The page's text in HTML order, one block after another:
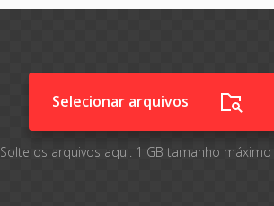
Selecionar arquivos
Solte os arquivos aqui. 1 GB tamanho